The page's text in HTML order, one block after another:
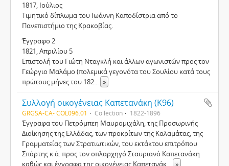
1817, Ιούλιος
Τιμητικό δίπλωμα του Ιωάννη Καποδίστρια από το
Πανεπιστήμιο της Κρακοβίας.
Έγγραφο 2
1821, Απριλίου 5
Επιστολή του Γιώτη Νταγκλή και άλλων αγωνιστών προς τον
Γεώργιο Μαλάμο (πολεμικά γεγονότα του Σουλίου κατά τους
πρώτους μήνες του 182... »
Συλλογή οικογένειας Καπετανάκη (Κ96)
GRGSA-CA- COL096.01 Collection 1822-1896
Έγγραφα του Πετρόμπεη Μαυρομιχάλη, της Προσωρινής
Διοίκησης της Ελλάδας, των προκρίτων της Καλαμάτας, της
Γραμματείας των Στρατιωτικών, του εκτάκτου επιτρόπου
Σπάρτης κ.ά. προς τον οπλαρχηγό Σταυριανό Καπετανάκη
καθώς και έγγραφα της οικογένειας Καπετανάκ
»